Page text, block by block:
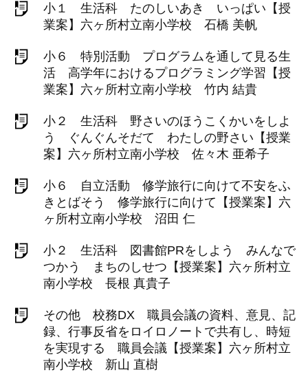
小１ 生活科 たのしいあき いっぱい【授
業案】六ヶ所村立南小学校 石橋 美帆
小６ 特別活動 プログラムを通して見る生
活 高学年におけるプログラミング学習【授
業案】六ヶ所村立南小学校 竹内 結貴
小２ 生活科 野さいのほうこくかいをしよ
う ぐんぐんそだて わたしの野さい【授業
案】六ヶ所村立南小学校 佐々木 亜希子
小６ 自立活動 修学旅行に向けて不安をふ
きとばそう 修学旅行に向けて【授業案】六
ヶ所村立南小学校 沼田 仁
小２ 生活科 図書館PRをしよう みんなで
つかう まちのしせつ【授業案】六ヶ所村立
南小学校 長根 真貴子
その他 校務DX 職員会議の資料、意見、記
録、行事反省をロイロノートで共有し、時短
を実現する 職員会議【授業案】六ヶ所村立
南小学校 新山 直樹